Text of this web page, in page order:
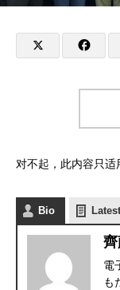
对不起，此内容只适
Bio
電
も